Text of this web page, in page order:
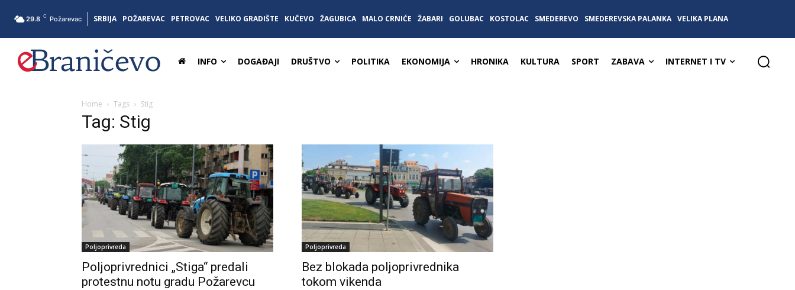
29.8 C Požarevac SRBIJA POŽAREVAC PETROVAC VELIKO GRADIŠTE KUČEVO ŽAGUBICA MALO CRNIĆE ŽABARI GOLUBAC KOSTOLAC SMEDEREVO SMEDEREVSKA PALANKA VELIKA PLANA
INFO DOGAĐAJI DRUŠTVO POLITIKA EKONOMIJA HRONIKA KULTURA SPORT ZABAVA INTERNET I TV
Home Tags Stig
Tag: Stig
Poljoprivreda
Poljoprivrednici „Stiga“ predali
protestnu notu gradu Požarevcu
Poljoprivreda
Bez blokada poljoprivrednika
tokom vikenda